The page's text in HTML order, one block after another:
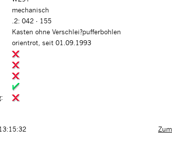
mechanisch
.2: 042 - 155
Kasten ohne Verschlei?pufferbohlen
orientrot, seit 01.09.1993